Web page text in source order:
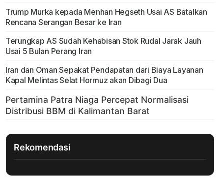
Trump Murka kepada Menhan Hegseth Usai AS Batalkan
Rencana Serangan Besar ke Iran
Terungkap AS Sudah Kehabisan Stok Rudal Jarak Jauh
Usai 5 Bulan Perang Iran
Iran dan Oman Sepakat Pendapatan dari Biaya Layanan
Kapal Melintas Selat Hormuz akan Dibagi Dua
Rekomendasi